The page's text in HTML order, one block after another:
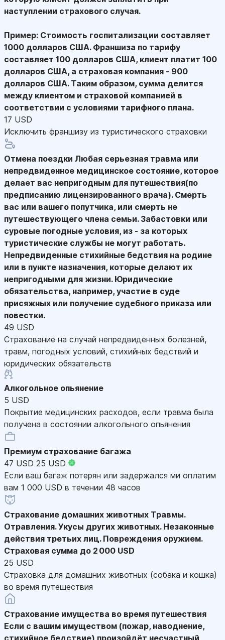
наступлении страхового случая.
Пример: Стоимость госпитализации составляет
1000 долларов США. Франшиза по тарифу
составляет 100 долларов США, клиент платит 100
долларов США, а страховая компания - 900
долларов США. Таким образом, сумма делится
между клиентом и страховой компанией в
соответствии с условиями тарифного плана.
17 USD
Исключить франшизу из туристического страховки
Отмена поездки Любая серьезная травма или
непредвиденное медицинское состояние, которое
делает вас непригодным для путешествия(по
предписанию лицензированного врача). Смерть
вас или вашего попутчика, или смерть не
путешествующего члена семьи. Забастовки или
суровые погодные условия, из - за которых
туристические службы не могут работать.
Непредвиденные стихийные бедствия на родине
или в пункте назначения, которые делают их
непригодными для жизни. Юридические
обязательства, например, участие в суде
присяжных или получение судебного приказа или
повестки.
49 USD
Страхование на случай непредвиденных болезней,
травм, погодных условий, стихийных бедствий и
юридических обязательств
Алкогольное опьянение
5 USD
Покрытие медицинских расходов, если травма была
получена в состоянии алкогольного опьянения
Премиум страхование багажа
47 USD 25 USD
Если ваш багаж потерян или задержался ми оплатим
вам 1 000 USD в течении 48 часов
Страхование домашних животных Травмы.
Отравления. Укусы других животных. Незаконные
действия третьих лиц. Повреждения оружием.
Страховая сумма до 2 000 USD
25 USD
Страховка для домашних животных (собака и кошка)
во время путешествия
Страхование имущества во время путешествия
Если с вашим имуществом (пожар, наводнение,
стихийное бедствие) произойдёт несчастный